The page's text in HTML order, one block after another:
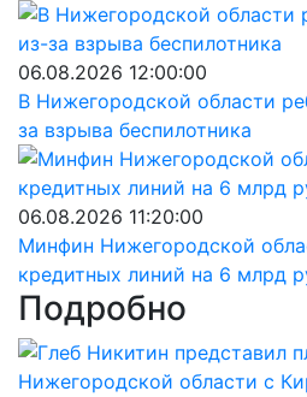
06.08.2026 12:00:00
В Нижегородской области
за взрыва беспилотника
06.08.2026 11:20:00
Минфин Нижегородской
кредитных линий на 6 млрд
Подробно